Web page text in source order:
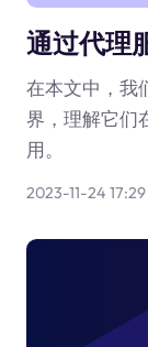
通过代理
在本文中，我
界，理解它们
用。
2023-11-24 17:29